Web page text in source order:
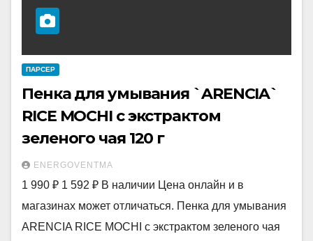
ПАРСЕР
Пенка для умывания `ARENCIA`
RICE MOCHI с экстрактом
зеленого чая 120 г
ENERGOVENTMA
1 990 ₽ 1 592 ₽ В наличии Цена онлайн и в
магазинах может отличаться. Пенка для умывания
ARENCIA RICE MOCHI с экстрактом зеленого чая